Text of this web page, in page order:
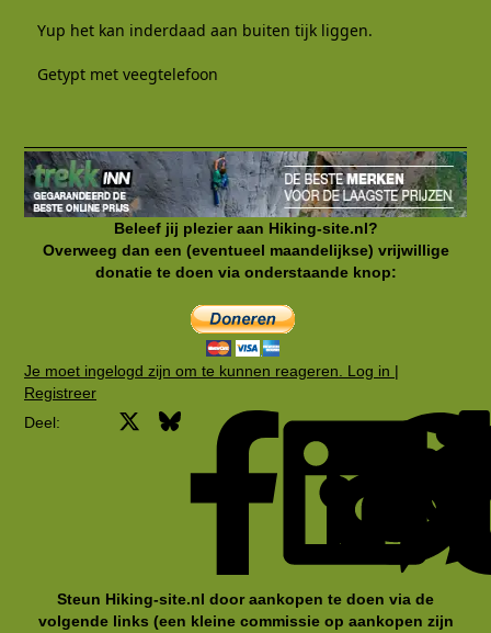
Yup het kan inderdaad aan buiten tijk liggen.
Getypt met veegtelefoon
Beleef jij plezier aan Hiking-site.nl?
Overweeg dan een (eventueel maandelijkse) vrijwillige
donatie te doen via onderstaande knop:
Je moet ingelogd zijn om te kunnen reageren. Log in |
Registreer
Deel:
Facebook
Bluesky
Steun Hiking-site.nl door aankopen te doen via de
volgende links (een kleine commissie op aankopen zijn